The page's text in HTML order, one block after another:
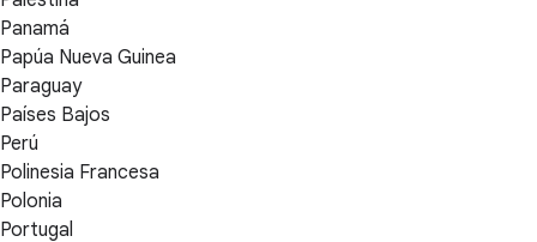
Panamá
Papúa Nueva Guinea
Paraguay
Países Bajos
Perú
Polinesia Francesa
Polonia
Portugal